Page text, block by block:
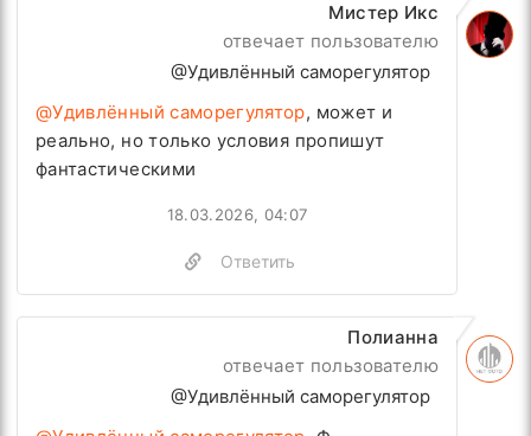
Мистер Икс
отвечает пользователю
@Удивлённый саморегулятор
@Удивлённый саморегулятор, может и
реально, но только условия пропишут
фантастическими
Ответить
18.03.2026, 04:07
Полианна
отвечает пользователю
@Удивлённый саморегулятор